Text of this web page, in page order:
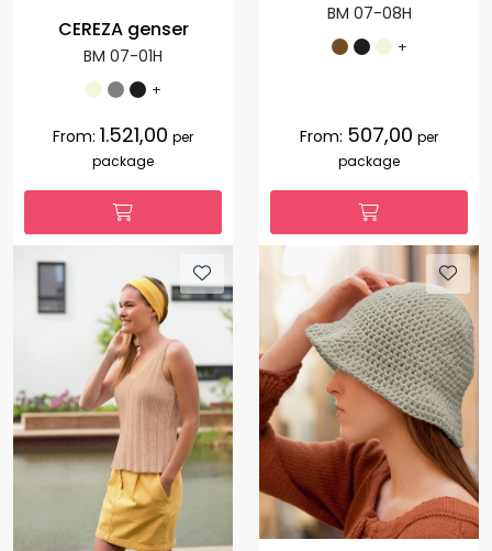
CEREZA genser
BM 07-01H
+
From: 1.521,00 per
package
BM 07-08H
+
From: 507,00 per
package